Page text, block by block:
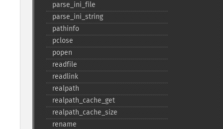
parse_​ini_​file
parse_​ini_​string
pathinfo
pclose
popen
readfile
readlink
realpath
realpath_​cache_​get
realpath_​cache_​size
rename